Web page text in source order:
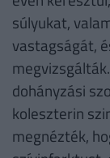
súlyukat,
vastagságát,
dohányzási
koleszterin
megnézték,